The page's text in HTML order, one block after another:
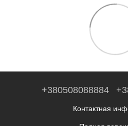
+380508088884
Контактная